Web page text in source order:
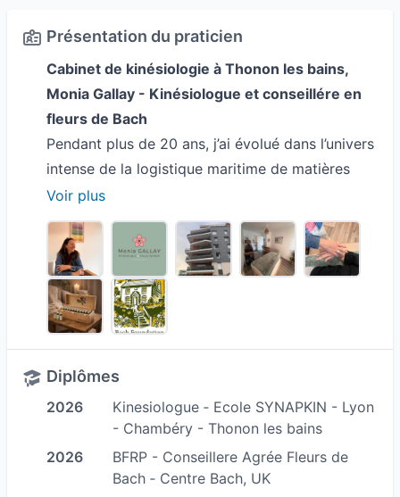
Présentation du praticien
Cabinet de kinésiologie à Thonon les bains,
Monia Gallay - Kinésiologue et conseillére en
fleurs de Bach
Pendant plus de 20 ans, j’ai évolué dans l’univers
intense de la logistique maritime de matières
premières. Un environnement international où
tout va vite, où la pression est constante, où la
performance est une norme, et où le stress finit
par s’inscrire dans le corps autant que dans
l’esprit.
Au fil des années, j’ai appris à observer ces
ils épuisent, comment ils finissent par
Peu à peu, un besoin d’alignement et de
Le besoin de retrouver du sens dans ce que je
Voir plus
Diplômes
2026
Kinesiologue ‐ Ecole SYNAPKIN - Lyon
- Chambéry - Thonon les bains
2026
BFRP - Conseillere Agrée Fleurs de
Bach ‐ Centre Bach, UK